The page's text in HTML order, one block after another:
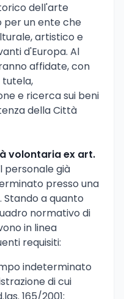
dell'arte
per un ente che
artistico e
d'Europa. Al
affidate, con
e ricerca sui beni
della Città
volontaria ex art.
personale già
presso una
a quanto
normativo di
in linea
requisiti:
indeterminato
di cui